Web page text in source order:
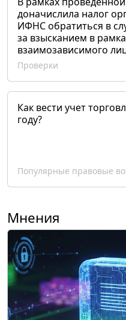
доначислила налог
ИФНС обратиться в
за взысканием в
взаимозависимого
Проверки
Как вести учет
году?
Популярные правовые
Мнения